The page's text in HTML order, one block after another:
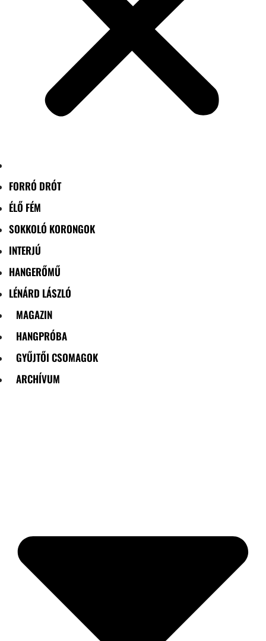
FORRÓ DRÓT
ÉLŐ FÉM
SOKKOLÓ KORONGOK
INTERJÚ
HANGERŐMŰ
LÉNÁRD LÁSZLÓ
MAGAZIN
HANGPRÓBA
GYŰJTŐI CSOMAGOK
ARCHÍVUM